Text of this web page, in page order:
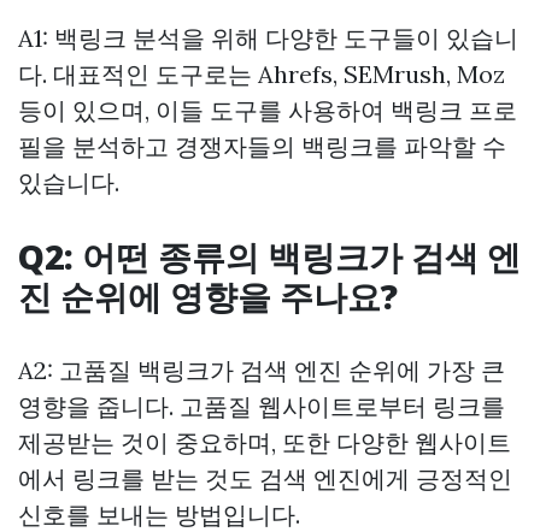
A1: 백링크 분석을 위해 다양한 도구들이 있습니
다. 대표적인 도구로는 Ahrefs, SEMrush, Moz
등이 있으며, 이들 도구를 사용하여 백링크 프로
필을 분석하고 경쟁자들의 백링크를 파악할 수
있습니다.
Q2: 어떤 종류의 백링크가 검색 엔
진 순위에 영향을 주나요?
A2: 고품질 백링크가 검색 엔진 순위에 가장 큰
영향을 줍니다. 고품질 웹사이트로부터 링크를
제공받는 것이 중요하며, 또한 다양한 웹사이트
에서 링크를 받는 것도 검색 엔진에게 긍정적인
신호를 보내는 방법입니다.